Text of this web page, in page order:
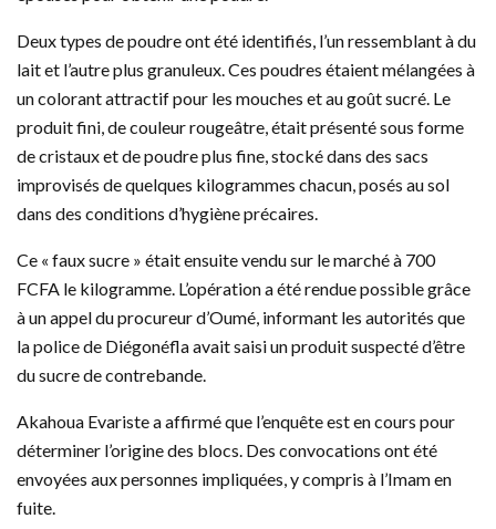
Deux types de poudre ont été identifiés, l’un ressemblant à du
lait et l’autre plus granuleux. Ces poudres étaient mélangées à
un colorant attractif pour les mouches et au goût sucré. Le
produit fini, de couleur rougeâtre, était présenté sous forme
de cristaux et de poudre plus fine, stocké dans des sacs
improvisés de quelques kilogrammes chacun, posés au sol
dans des conditions d’hygiène précaires.
Ce « faux sucre » était ensuite vendu sur le marché à 700
FCFA le kilogramme. L’opération a été rendue possible grâce
à un appel du procureur d’Oumé, informant les autorités que
la police de Diégonéfla avait saisi un produit suspecté d’être
du sucre de contrebande.
Akahoua Evariste a affirmé que l’enquête est en cours pour
déterminer l’origine des blocs. Des convocations ont été
envoyées aux personnes impliquées, y compris à l’Imam en
fuite.